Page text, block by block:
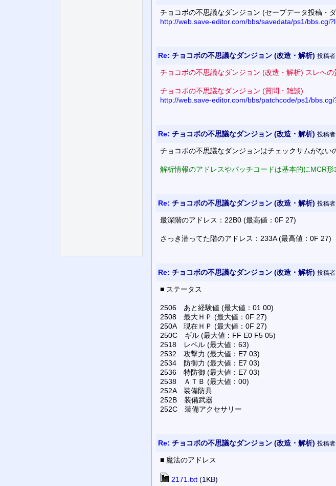
チョコボの不思議なダンジョン (セーブデータ投稿・
http://web.save-editor.com/bbs/savedata/ps1/
Re: チョコボの不思議なダンジョン (改造・解析) 投稿者
チョコボの不思議なダンジョン (改造・解析) スレへの
チョコボの不思議なダンジョン (質問・雑談)
http://web.save-editor.com/bbs/patchcode/ps1/
Re: チョコボの不思議なダンジョン (改造・解析) 投稿者
チョコボの不思議なダンジョンはチェックサムがない
解析情報のアドレスやパッチコードは基本的にMCR
Re: チョコボの不思議なダンジョン (改造・解析) 投稿者
最深階のアドレス：22B0 (最高値：0F 27)
さっき潜ってた階のアドレス：233A (最高値：0F 27)
Re: チョコボの不思議なダンジョン (改造・解析) 投稿者
■ ステータス
2506 あと経験値 (最大値：01 00)
2508 最大ＨＰ (最大値：0F 27)
250A 現在ＨＰ (最大値：0F 27)
250C ギル (最大値：FF E0 F5 05)
2518 レベル (最大値：63)
2532 攻撃力 (最大値：E7 03)
2534 防御力 (最大値：E7 03)
2536 特防御 (最大値：E7 03)
2538 ＡＴＢ (最大値：00)
252A 装備防具
252B 装備武器
252C 装備アクセサリー
Re: チョコボの不思議なダンジョン (改造・解析) 投稿者
■ 魔法のアドレス
2171.txt (1KB)